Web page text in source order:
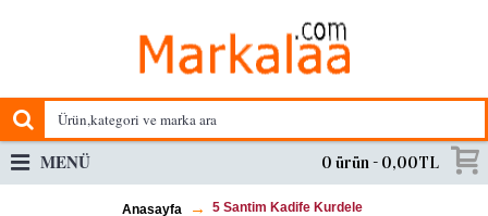
0 ürün - 0,00TL
MENÜ
Anasayfa 5 Santim Kadife Kurdele